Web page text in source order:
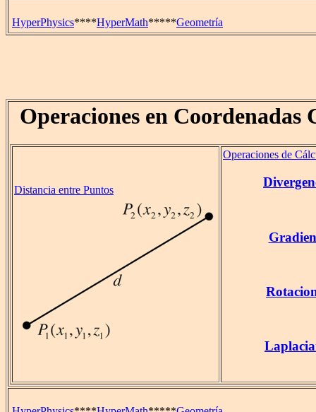
HyperPhysics****HyperMath*****Geometría
Operaciones en Coordenadas
Distancia entre Puntos
Operaciones de